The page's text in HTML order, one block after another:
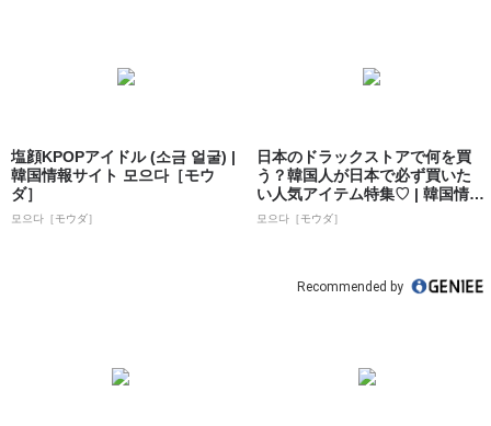
塩顔KPOPアイドル (소금 얼굴) |
韓国情報サイト 모으다［モウ
ダ］
모으다［モウダ］
日本のドラックストアで何を買
う？韓国人が日本で必ず買いた
い人気アイテム特集♡ | 韓国情報
サイト ...
모으다［モウダ］
Recommended by